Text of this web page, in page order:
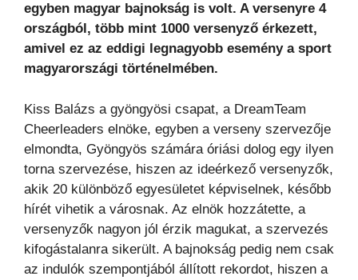
egyben magyar bajnokság is volt. A versenyre 4
országból, több mint 1000 versenyző érkezett,
amivel ez az eddigi legnagyobb esemény a sport
magyarországi történelmében.
Kiss Balázs a gyöngyösi csapat, a DreamTeam
Cheerleaders elnöke, egyben a verseny szervezője
elmondta, Gyöngyös számára óriási dolog egy ilyen
torna szervezése, hiszen az ideérkező versenyzők,
akik 20 különböző egyesületet képviselnek, később
hírét vihetik a városnak. Az elnök hozzátette, a
versenyzők nagyon jól érzik magukat, a szervezés
kifogástalanra sikerült. A bajnokság pedig nem csak
az indulók szempontjából állított rekordot, hiszen a